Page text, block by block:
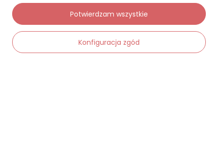
Kontakt
Moje konto Konfiguracja zgód
Potwierdzam wszystkie